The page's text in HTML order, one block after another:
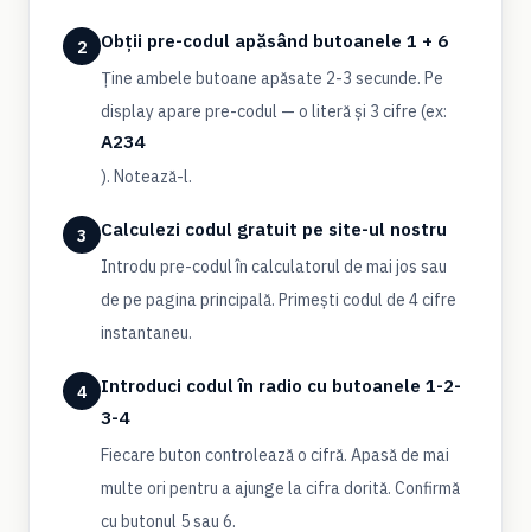
2 Obții pre-codul apăsând butoanele 1 + 6
Ține ambele butoane apăsate 2-3 secunde. Pe
display apare pre-codul — o literă și 3 cifre (ex:
A234
). Notează-l.
3 Calculezi codul gratuit pe site-ul nostru
Introdu pre-codul în calculatorul de mai jos sau
de pe pagina principală. Primești codul de 4 cifre
instantaneu.
4
Introduci codul în radio cu butoanele 1-2-
3-4
Fiecare buton controlează o cifră. Apasă de mai
multe ori pentru a ajunge la cifra dorită. Confirmă
cu butonul 5 sau 6.